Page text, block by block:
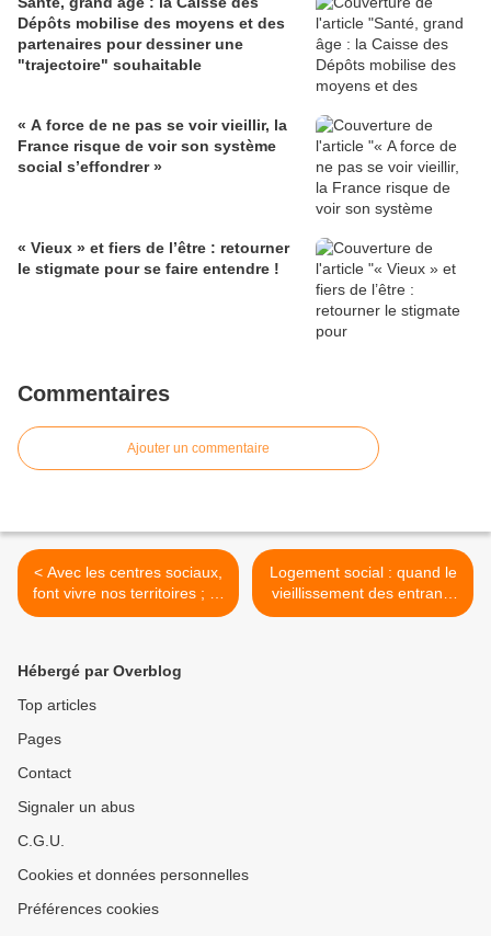
Dépôts mobilise des moyens et des
partenaires pour dessiner une
"trajectoire" souhaitable
« A force de ne pas se voir vieillir, la
France risque de voir son système
social s’effondrer »
« Vieux » et fiers de l’être : retourner
le stigmate pour se faire entendre !
Commentaires
Ajouter un commentaire
< Avec les centres sociaux,
font vivre nos territoires ; Ils
se préoccupent de
Logement social : quand le
vieillissement des entrants
grippe la mécanique de la
Hébergé par Overblog
Top articles
Pages
Contact
Signaler un abus
C.G.U.
Cookies et données personnelles
Préférences cookies